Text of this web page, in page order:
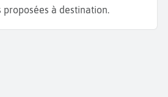
à destination.